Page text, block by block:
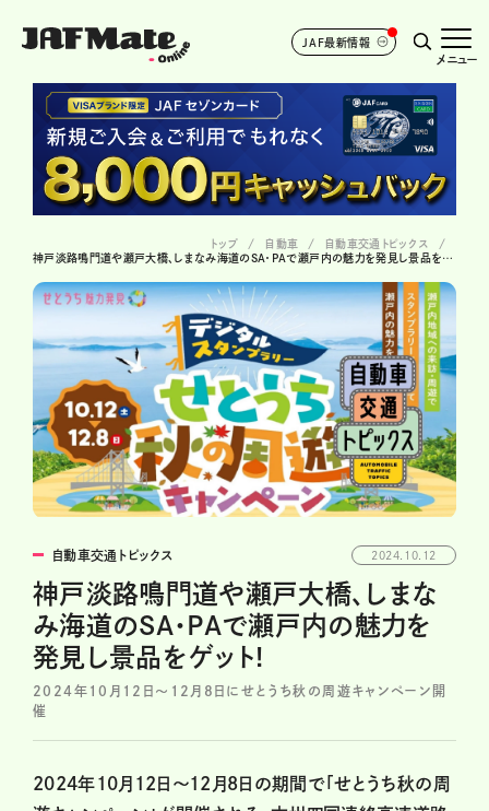
JAF最新情報
メニュー
トップ 自動車
自動車交通トピックス
神戸淡路鳴門道や瀬戸大橋、しまなみ海道のSA・PAで瀬戸内の魅力を発見し景品をゲット!
自動車交通トピックス 2024.10.12
神戸淡路鳴門道や瀬戸大橋、しまな
み海道のSA・PAで瀬戸内の魅力を
発見し景品をゲット!
2024年10月12日〜12月8日にせとうち秋の周遊キャンペーン開
催
2024年10月12日〜12月8日の期間で「せとうち秋の周